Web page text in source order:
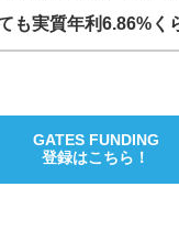
も実質年利6.86%く
GATES FUNDING
登録はこちら！